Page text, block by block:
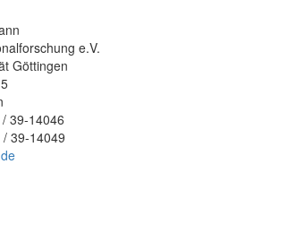
e.V.
Göttingen
39-14046
39-14049